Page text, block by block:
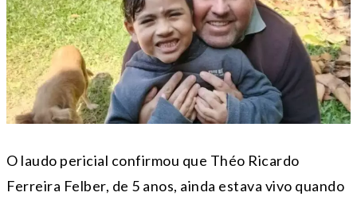
O laudo pericial confirmou que Théo Ricardo
Ferreira Felber, de 5 anos, ainda estava vivo quando